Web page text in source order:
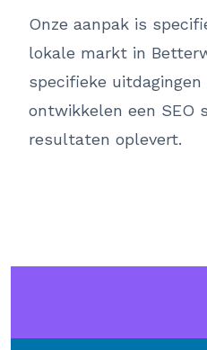
Onze aanpak is
lokale markt in
specifieke
ontwikkelen een SEO
resultaten oplevert.